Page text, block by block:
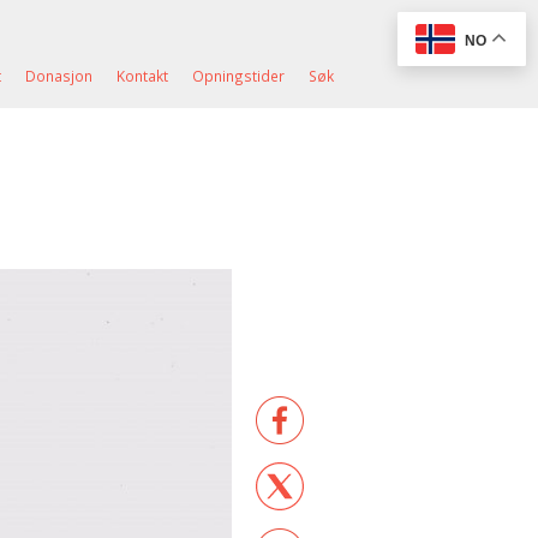
Donasjon Kontakt Opningstider Søk
NO